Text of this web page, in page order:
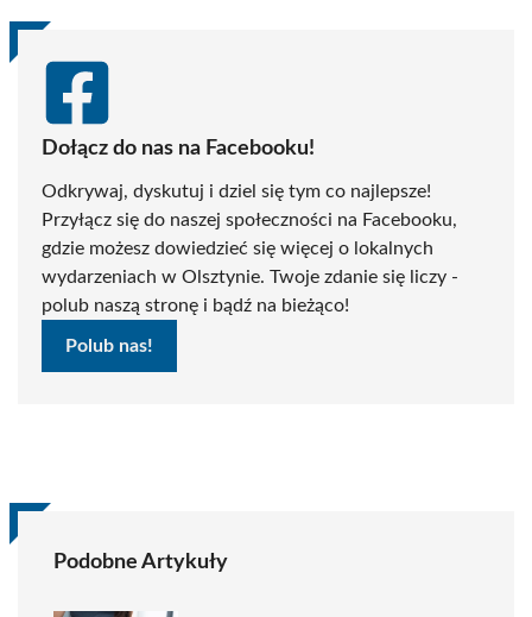
Dołącz do nas na Facebooku!
Odkrywaj, dyskutuj i dziel się tym co najlepsze!
Przyłącz się do naszej społeczności na Facebooku,
gdzie możesz dowiedzieć się więcej o lokalnych
wydarzeniach w Olsztynie. Twoje zdanie się liczy -
polub naszą stronę i bądź na bieżąco!
Polub nas!
Podobne Artykuły